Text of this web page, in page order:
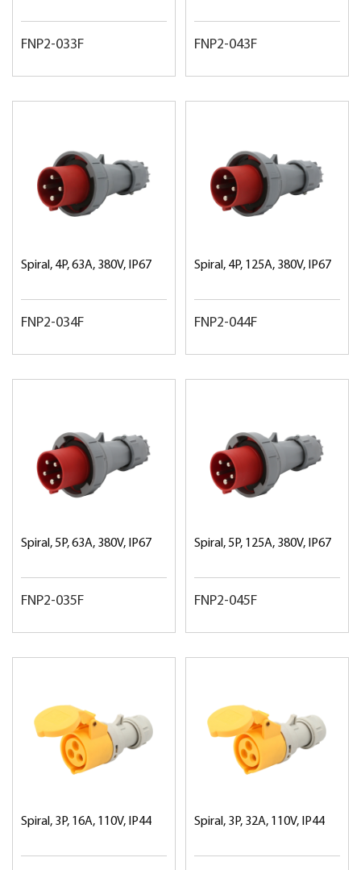
FNP2-033F FNP2-043F
Spiral, 4P, 63A, 380V, IP67
FNP2-034F
Spiral, 4P, 125A, 380V, IP67
FNP2-044F
Spiral, 5P, 63A, 380V, IP67
FNP2-035F
Spiral, 5P, 125A, 380V, IP67
FNP2-045F
Spiral, 3P, 16A, 110V, IP44 Spiral, 3P, 32A, 110V, IP44